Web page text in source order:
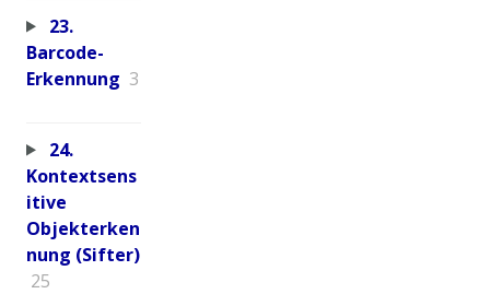
23.
Barcode-
Erkennung 3
24.
Kontextsens
itive
Objekterken
nung (Sifter)
25